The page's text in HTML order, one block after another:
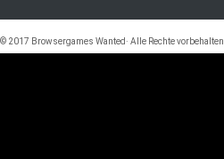
© 2017 Browsergames Wanted· Alle Rechte vorbehalten.